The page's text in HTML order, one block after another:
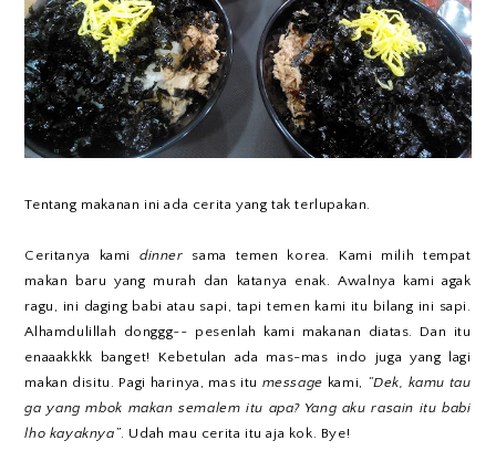
Tentang makanan ini ada cerita yang tak terlupakan.
Ceritanya kami dinner sama temen korea. Kami milih tempat
makan baru yang murah dan katanya enak. Awalnya kami agak
ragu, ini daging babi atau sapi, tapi temen kami itu bilang ini sapi.
Alhamdulillah donggg~~ pesenlah kami makanan diatas. Dan itu
enaaakkkk banget! Kebetulan ada mas-mas indo juga yang lagi
makan disitu. Pagi harinya, mas itu message kami, “Dek, kamu tau
ga yang mbok makan semalem itu apa? Yang aku rasain itu babi
lho kayaknya”. Udah mau cerita itu aja kok. Bye!